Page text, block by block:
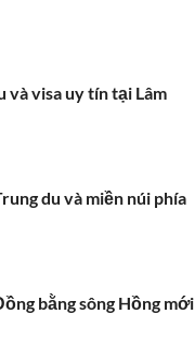
và visa uy tín tại Lâm
du và miền núi phía
bằng sông Hồng mới